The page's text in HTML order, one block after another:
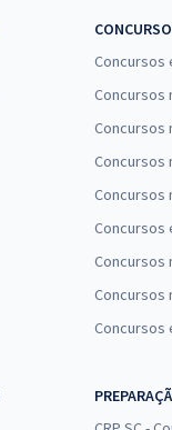
Concursos
Concursos
Concursos
Concursos
Concursos
Concursos
Concursos
Concursos
Concursos